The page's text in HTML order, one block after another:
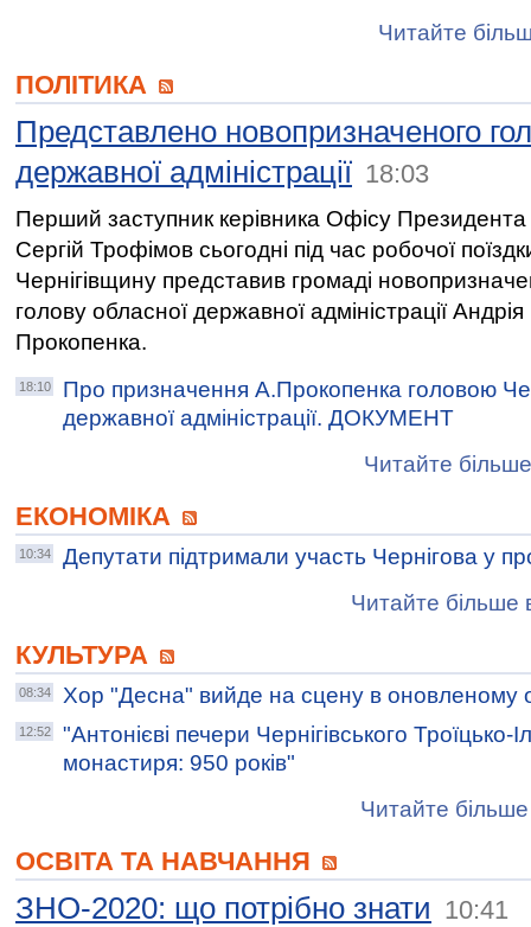
Читайте
ПОЛІТИКА
Представлено новопризначеного
державної адміністрації 18:03
Перший заступник керівника Офісу Президента
Сергій Трофімов сьогодні під час робочої
Чернігівщину представив громаді
голову обласної державної адміністрації Андрія
Прокопенка.
18:10
Про призначення А.Прокопенка головою
державної адміністрації. ДОКУМЕНТ
Читайте
ЕКОНОМІКА
10:34
Депутати підтримали участь Чернігова у
Читайте більше
КУЛЬТУРА
08:34 Хор "Десна" вийде на сцену в оновленому
12:52
"Антонієві печери Чернігівського Троїцько-
монастиря: 950 років"
Читайте більше
ОСВІТА ТА НАВЧАННЯ
ЗНО-2020: що потрібно знати 10:41